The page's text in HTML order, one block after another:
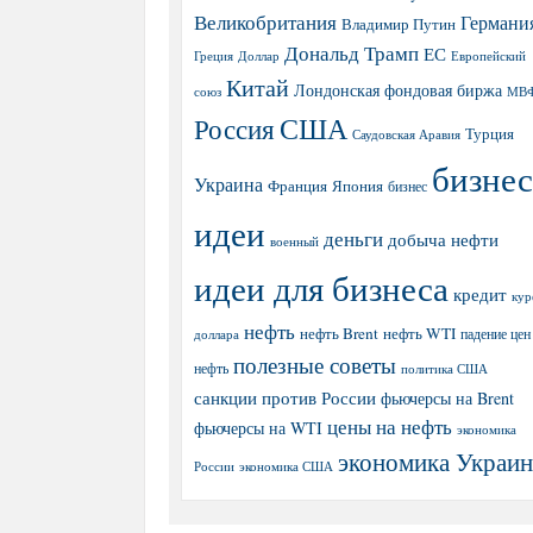
Великобритания Владимир Путин
Греция Доллар Дональд Трамп ЕС Европейский
союз Китай Лондонская фондовая биржа
РоссияСША Саудовская Аравия Турция
Украина Франция Япония бизнес бизнес
идеи военный деньги добыча нефти
идеи для бизнеса кредит
доллара нефть нефть Brent нефть WTI падение
нефть полезные советы политика США
санкции против России фьючерсы на Brent
фьючерсы на WTI цены на нефть экономика
России экономика США экономика